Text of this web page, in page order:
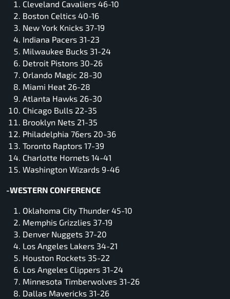
Cleveland Cavaliers 46-10
Boston Celtics 40-16
New York Knicks 37-19
Indiana Pacers 31-23
Milwaukee Bucks 31-24
Detroit Pistons 30-26
Orlando Magic 28-30
Miami Heat 26-28
Atlanta Hawks 26-30
Chicago Bulls 22-35
Brooklyn Nets 21-35
Philadelphia 76ers 20-36
Toronto Raptors 17-39
Charlotte Hornets 14-41
Washington Wizards 9-46
-WESTERN CONFERENCE
Oklahoma City Thunder 45-10
Memphis Grizzlies 37-19
Denver Nuggets 37-20
Los Angeles Lakers 34-21
Houston Rockets 35-22
Los Angeles Clippers 31-24
Minnesota Timberwolves 31-26
Dallas Mavericks 31-26